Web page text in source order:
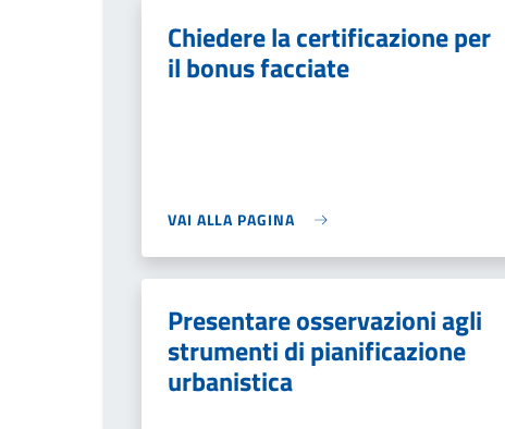
Chiedere la certificazione per
il bonus facciate
VAI ALLA PAGINA
Presentare osservazioni agli
strumenti di pianificazione
urbanistica